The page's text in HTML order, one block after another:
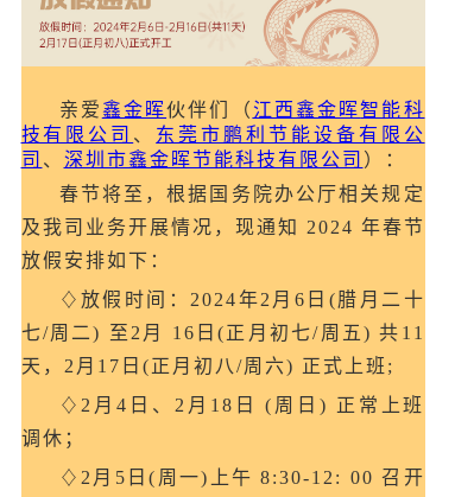
亲爱鑫金晖伙伴们（ 江西鑫金晖智能科
技有限公司 、 东莞市鹏利节能设备有限公
司 、 深圳市鑫金晖节能科技有限公司 ）：
春节将至，根据国务院办公厅相关规定
及我司业务开展情况，现通知 2024 年春节
放假安排如下：
♢放假时间：2024年2月6日(腊月二十
七/周二) 至2月 16日(正月初七/周五) 共11
天，2月17日(正月初八/周六) 正式上班;
♢2月4日、2月18日 (周日) 正常上班
调休；
♢2月5日(周一)上午 8:30-12: 00 召开